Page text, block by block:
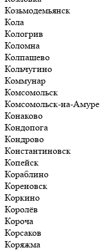
Козьмодемьянск
Кола
Кологрив
Коломна
Колпашево
Кольчугино
Коммунар
Комсомольск
Комсомольск-на-Амуре
Конаково
Кондопога
Кондрово
Константиновск
Копейск
Кораблино
Кореновск
Коркино
Королёв
Короча
Корсаков
Коряжма